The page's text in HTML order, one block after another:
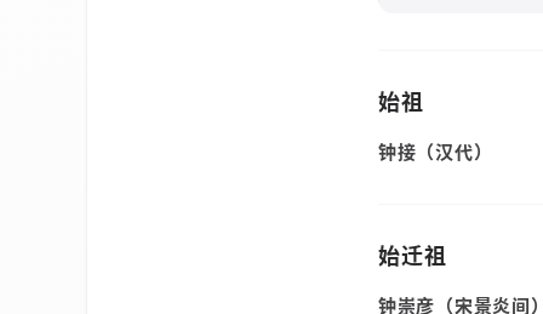
始祖
钟接（汉代）
始迁祖
钟崇彦（宋景炎间）